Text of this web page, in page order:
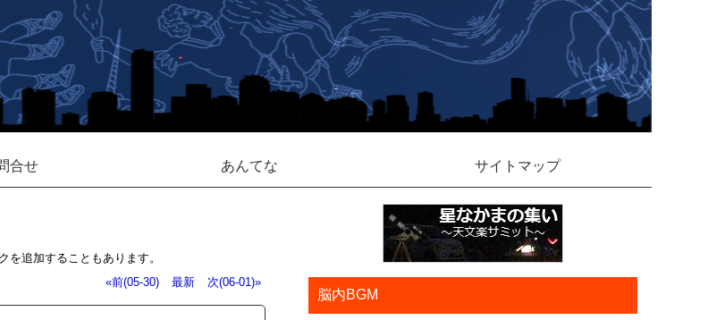
合せ あんてな サイトマップ
追加することもあります。
«前(05-30)
最新 次(06-01)»
脳内BGM